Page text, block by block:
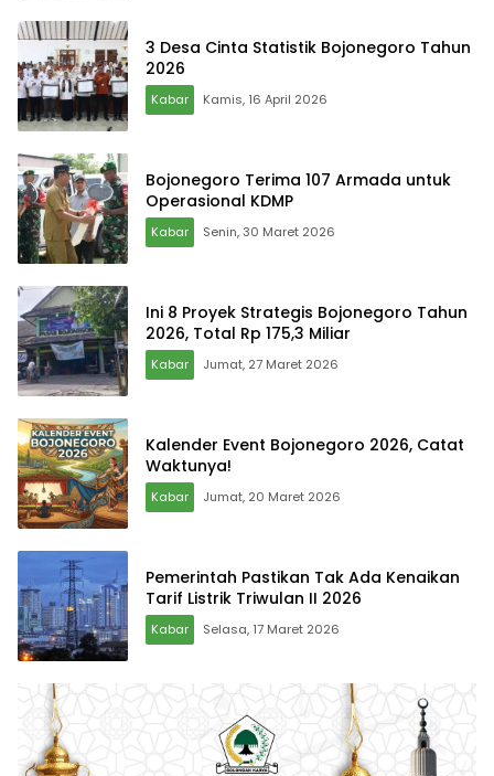
3 Desa Cinta Statistik Bojonegoro Tahun
2026
Kabar Kamis, 16 April 2026
Bojonegoro Terima 107 Armada untuk
Operasional KDMP
Kabar Senin, 30 Maret 2026
Ini 8 Proyek Strategis Bojonegoro Tahun
2026, Total Rp 175,3 Miliar
Kabar Jumat, 27 Maret 2026
Kalender Event Bojonegoro 2026, Catat
Waktunya!
Kabar Jumat, 20 Maret 2026
Pemerintah Pastikan Tak Ada Kenaikan
Tarif Listrik Triwulan II 2026
Kabar Selasa, 17 Maret 2026